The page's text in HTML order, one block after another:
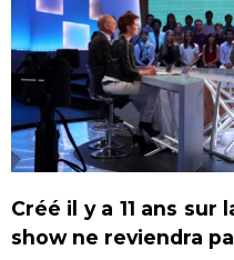
Créé il y a 11 ans sur
show ne reviendra